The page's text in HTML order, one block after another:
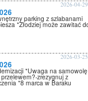
2026-04-29
parking z szlabanami
*Złodziej może zawitać
2026-03-25
*Uwaga na samowolę
zrezygnuj z
*8 marca w Baraku